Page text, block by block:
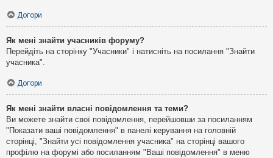
Догори
Як мені знайти учасників форуму?
Перейдіть на сторінку "Учасники" і натисніть на посилання "Знайти
учасника".
Догори
Як мені знайти власні повідомлення та теми?
Ви можете знайти свої повідомлення, перейшовши за посиланням
"Показати ваші повідомлення" в панелі керування на головній
сторінці, "Знайти усі повідомлення учасника" на сторінці вашого
профілю на форумі або посиланням "Ваші повідомлення" в меню